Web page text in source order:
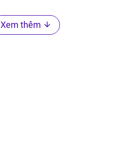
Xem thêm